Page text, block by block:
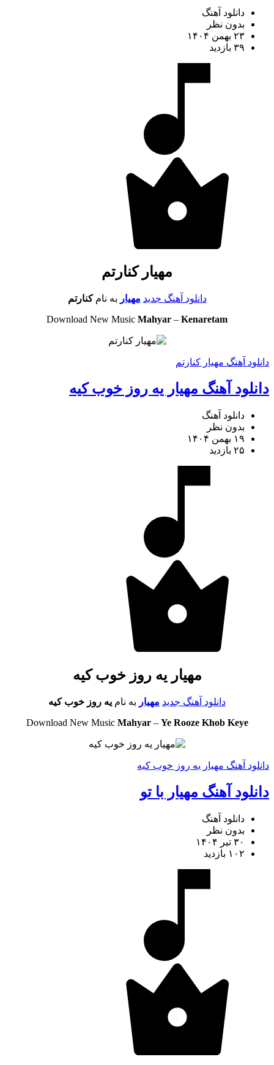
دانلود آهنگ
بدون نظر
۲۳ بهمن ۱۴۰۴
۳۹ بازدید
مهیار کنارتم
دانلود آهنگ جدید مهیار به نامکنارتم
Download New Music Mahyar – Kenaretam
دانلود آهنگ مهیار کنارتم
دانلود آهنگ مهیار یه روز خوب کیه
دانلود آهنگ
بدون نظر
۱۹ بهمن ۱۴۰۴
۲۵ بازدید
مهیار یه روز خوب کیه
دانلود آهنگ جدید مهیار به نام یه روز خوب کیه
Download New Music Mahyar– Ye Rooze Khob Keye
دانلود آهنگ مهیار یه روز خوب کیه
دانلود آهنگ مهیار با تو
دانلود آهنگ
بدون نظر
۳۰ تیر ۱۴۰۴
۱۰۲ بازدید